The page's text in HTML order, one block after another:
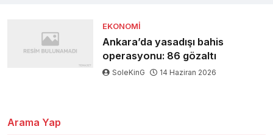
EKONOMI
Ankara’da yasadışı bahis
operasyonu: 86 gözaltı
SoleKinG 14 Haziran 2026
Arama Yap